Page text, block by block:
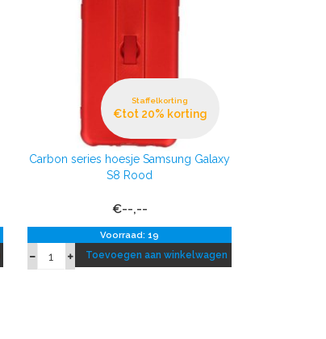
Staffelkorting
€tot 20% korting
Carbon series hoesje Samsung Galaxy
S8 Rood
€--,--
Voorraad: 19
Toevoegen aan winkelwagen